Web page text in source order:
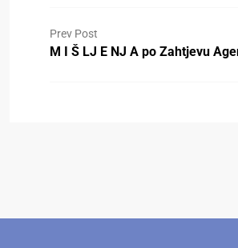
Prev Post
M I Š LJ E NJ A po Zahtjevu